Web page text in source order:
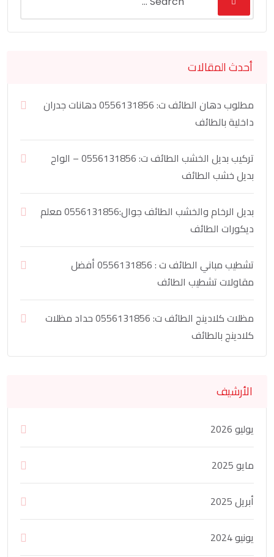
أحدث المقالات
مطلوب دهان الطائف ت: 0556131856 دهانات جدران
داخلية بالطائف
تركيب بديل الخشب الطائف ت: 0556131856 – الواح
بديل خشب الطائف
بديل الرخام والخشب الطائف جوال:0556131856 معلم
ديكورات الطائف
تشطيب مباني الطائف ت : 0556131856 أفضل
مقاولات تشطيب الطائف
مظلات كلادينج الطائف ت: 0556131856 حداد مظلات
كلادينج بالطائف
الأرشيف
يوليو 2026
مايو 2025
أبريل 2025
يونيو 2024